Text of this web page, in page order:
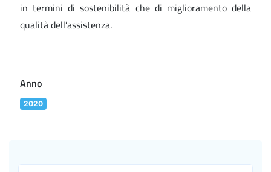
in termini di sostenibilità che di miglioramento della
qualità dell’assistenza.
Anno
2020